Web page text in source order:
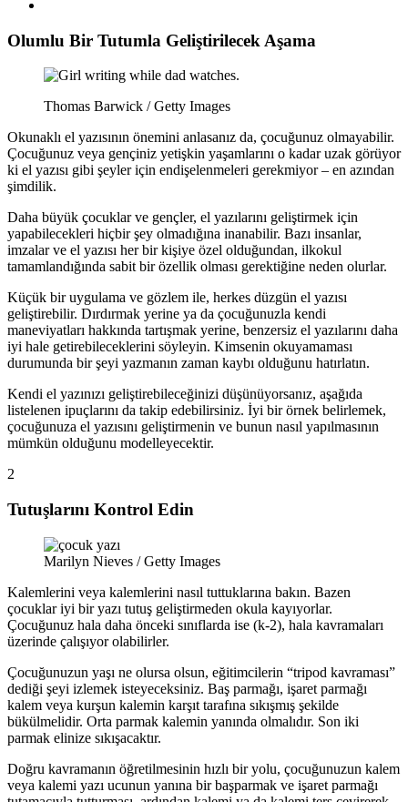
Olumlu Bir Tutumla Geliştirilecek Aşama
Thomas Barwick / Getty Images
Okunaklı el yazısının önemini anlasanız da, çocuğunuz olmayabilir.
Çocuğunuz veya gençiniz yetişkin yaşamlarını o kadar uzak görüyor
ki el yazısı gibi şeyler için endişelenmeleri gerekmiyor – en azından
şimdilik.
Daha büyük çocuklar ve gençler, el yazılarını geliştirmek için
yapabilecekleri hiçbir şey olmadığına inanabilir. Bazı insanlar,
imzalar ve el yazısı her bir kişiye özel olduğundan, ilkokul
tamamlandığında sabit bir özellik olması gerektiğine neden olurlar.
Küçük bir uygulama ve gözlem ile, herkes düzgün el yazısı
geliştirebilir. Dırdırmak yerine ya da çocuğunuzla kendi
maneviyatları hakkında tartışmak yerine, benzersiz el yazılarını daha
iyi hale getirebileceklerini söyleyin. Kimsenin okuyamaması
durumunda bir şeyi yazmanın zaman kaybı olduğunu hatırlatın.
Kendi el yazınızı geliştirebileceğinizi düşünüyorsanız, aşağıda
listelenen ipuçlarını da takip edebilirsiniz. İyi bir örnek belirlemek,
çocuğunuza el yazısını geliştirmenin ve bunun nasıl yapılmasının
mümkün olduğunu modelleyecektir.
2
Tutuşlarını Kontrol Edin
Marilyn Nieves / Getty Images
Kalemlerini veya kalemlerini nasıl tuttuklarına bakın. Bazen
çocuklar iyi bir yazı tutuş geliştirmeden okula kayıyorlar.
Çocuğunuz hala daha önceki sınıflarda ise (k-2), hala kavramaları
üzerinde çalışıyor olabilirler.
Çocuğunuzun yaşı ne olursa olsun, eğitimcilerin “tripod kavraması”
dediği şeyi izlemek isteyeceksiniz. Baş parmağı, işaret parmağı
kalem veya kurşun kalemin karşıt tarafına sıkışmış şekilde
bükülmelidir. Orta parmak kalemin yanında olmalıdır. Son iki
parmak elinize sıkışacaktır.
Doğru kavramanın öğretilmesinin hızlı bir yolu, çocuğunuzun kalem
veya kalemi yazı ucunun yanına bir başparmak ve işaret parmağı